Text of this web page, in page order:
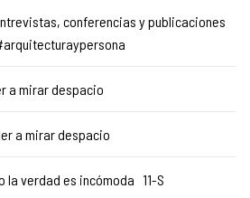
conferencias y publicaciones
a mirar despacio
a mirar despacio
la verdad es incómoda 11-S